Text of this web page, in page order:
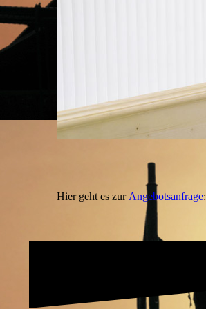
Hier geht es zur Angebotsanfrage: